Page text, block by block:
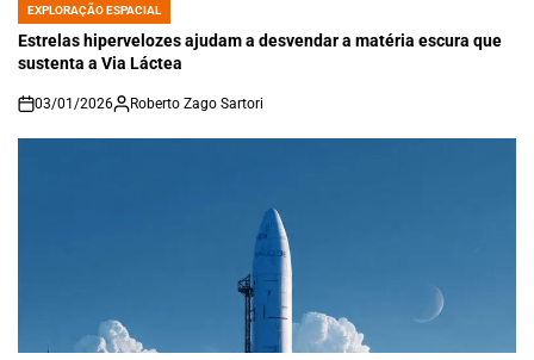
POSTED
IN
EXPLORAÇÃO ESPACIAL
Estrelas hipervelozes ajudam a desvendar a matéria escura que
sustenta a Via Láctea
on
03/01/2026 Roberto Zago Sartori